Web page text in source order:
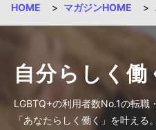
HOME マガジンHOME
自分らしく働
LGBTQ+の利用者数No.1の転職
「あなたらしく働く」を叶える。